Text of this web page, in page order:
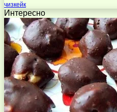
чизкейк
Интересно